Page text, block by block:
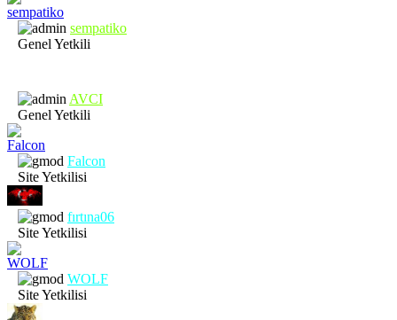
sempatiko
Genel Yetkili
AVCI
Genel Yetkili
Falcon
Site Yetkilisi
fırtına06
Site Yetkilisi
WOLF
Site Yetkilisi